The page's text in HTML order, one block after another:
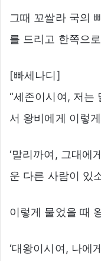
그때 꼬쌀라 국의
를 드리고 한쪽으
[빠세나디]
“세존이시여, 저는
서 왕비에게 이렇
‘말리까여, 그대에
운 다른 사람이 있
이렇게 물었을 때
‘대왕이시여, 나에